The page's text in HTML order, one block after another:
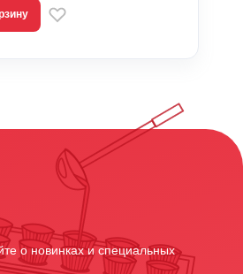
о новинках и специальных